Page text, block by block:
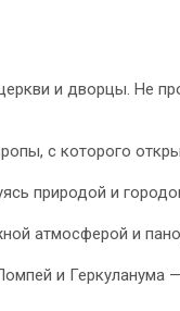
и дворцы. Не
с которого
природой и
атмосферой и
и Геркуланума